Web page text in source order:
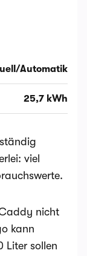
Automatik
25,7 kWh
viel
nicht
kann
Liter sollen